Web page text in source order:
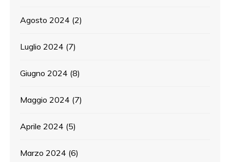
Agosto 2024 (2)
Luglio 2024 (7)
Giugno 2024 (8)
Maggio 2024 (7)
Aprile 2024 (5)
Marzo 2024 (6)